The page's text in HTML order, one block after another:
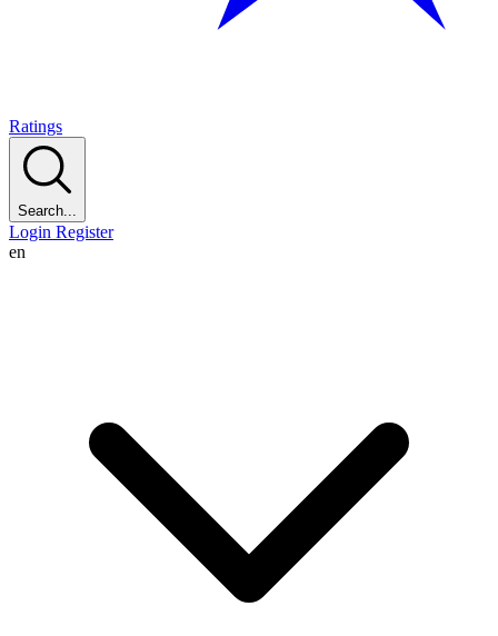
Ratings
Search...
Login Register
en